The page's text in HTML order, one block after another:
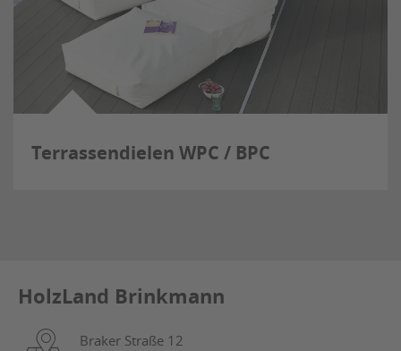
Terrassendielen WPC / BPC
HolzLand Brinkmann
Braker Straße 12